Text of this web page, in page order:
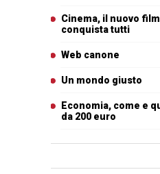
Cinema, il nuovo
conquista tutti
Web canone
Un mondo giusto
Economia, come e
da 200 euro